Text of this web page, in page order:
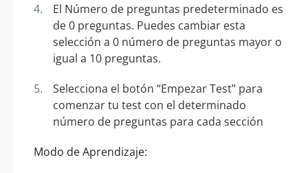
El Número de preguntas predeterminado es
de 0 preguntas. Puedes cambiar esta
selección a 0 número de preguntas mayor o
igual a 10 preguntas.
Selecciona el botón “Empezar Test” para
comenzar tu test con el determinado
número de preguntas para cada sección
Modo de Aprendizaje: